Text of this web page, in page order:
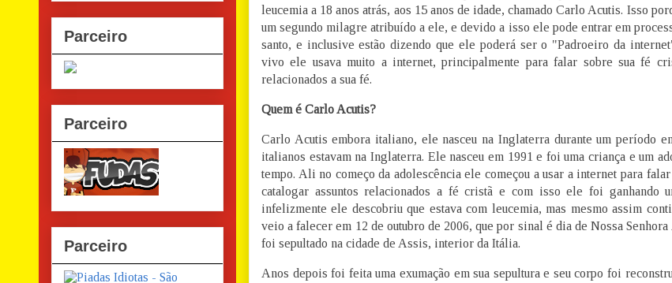
leucemia a 18 anos atrás, aos 15 anos de idade, chamado Carlo Acutis. Isso
um segundo milagre atribuído a ele, e devido a isso ele pode entrar em
santo, e inclusive estão dizendo que ele poderá ser o "Padroeiro da
vivo ele usava muito a internet, principalmente para falar sobre sua fé
relacionados a sua fé.
Quem é Carlo Acutis?
Carlo Acutis embora italiano, ele nasceu na Inglaterra durante um período
italianos estavam na Inglaterra. Ele nasceu em 1991 e foi uma criança e um
tempo. Ali no começo da adolescência ele começou a usar a internet para
catalogar assuntos relacionados a fé cristã e com isso ele foi ganhando
infelizmente ele descobriu que estava com leucemia, mas mesmo assim
veio a falecer em 12 de outubro de 2006, que por sinal é dia de Nossa
foi sepultado na cidade de Assis, interior da Itália.
Anos depois foi feita uma exumação em sua sepultura e seu corpo foi
Parceiro
Parceiro
Parceiro